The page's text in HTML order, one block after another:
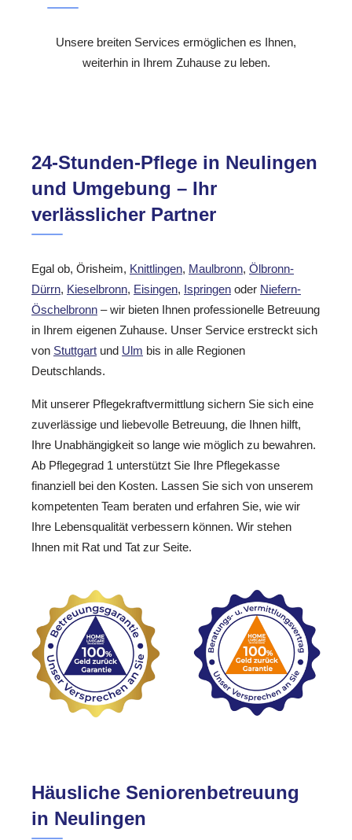
Unsere breiten Services ermöglichen es Ihnen,
weiterhin in Ihrem Zuhause zu leben.
24-Stunden-Pflege in Neulingen
und Umgebung – Ihr
verlässlicher Partner
Egal ob, Örisheim, Knittlingen, Maulbronn, Ölbronn-
Dürrn, Kieselbronn, Eisingen, Ispringen oder Niefern-
Öschelbronn – wir bieten Ihnen professionelle Betreuung
in Ihrem eigenen Zuhause. Unser Service erstreckt sich
von Stuttgart und Ulm bis in alle Regionen
Deutschlands.
Mit unserer Pflegekraftvermittlung sichern Sie sich eine
zuverlässige und liebevolle Betreuung, die Ihnen hilft,
Ihre Unabhängigkeit so lange wie möglich zu bewahren.
Ab Pflegegrad 1 unterstützt Sie Ihre Pflegekasse
finanziell bei den Kosten. Lassen Sie sich von unserem
kompetenten Team beraten und erfahren Sie, wie wir
Ihre Lebensqualität verbessern können. Wir stehen
Ihnen mit Rat und Tat zur Seite.
Häusliche Seniorenbetreuung
in Neulingen